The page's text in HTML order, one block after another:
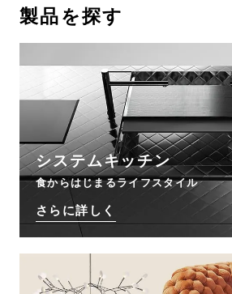
お問い合わせ
サポート
LANGUAGE : JP
製品を探す
システムキッチン
食からはじまるライフスタイル
さらに詳しく